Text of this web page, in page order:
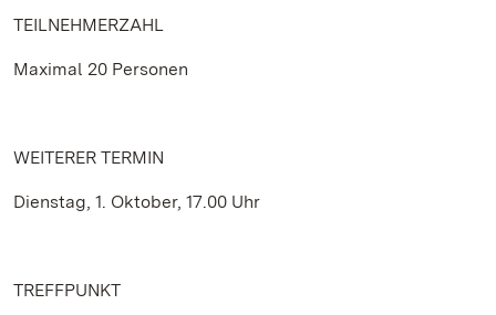
TEILNEHMERZAHL
Maximal 20 Personen
WEITERER TERMIN
Dienstag, 1. Oktober, 17.00 Uhr
TREFFPUNKT